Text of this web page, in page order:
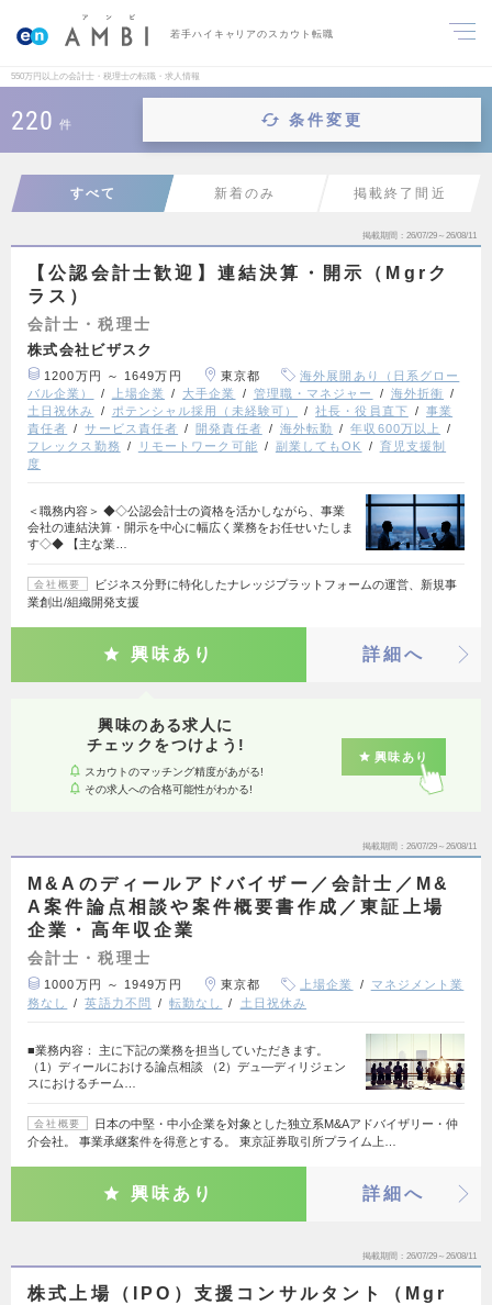
若手ハイキャリアのスカウト転職
550万円以上の会計士・税理士の転職・求人情報
220 件 条件変更
すべて 新着のみ 掲載終了間近
掲載期間 26/07/29～26/08/11
【公認会計士歓迎】連結決算・開示（Mgrク
ラス）
会計士・税理士
株式会社ビザスク
1200万円 ～ 1649万円 東京都
海外展開あり（日系グロー
バル企業）
上場企業 大手企業 管理職・マネジャー
海外折衝
土日祝休み
ポテンシャル採用（未経験可） 社長・役員直下
事業
責任者
サービス責任者 開発責任者 海外転勤
年収600万以上
フレックス勤務
リモートワーク可能 副業してもOK
育児支援制
度
＜職務内容＞ ◆◇公認会計士の資格を活かしながら、事業
会社の連結決算・開示を中心に幅広く業務をお任せいたしま
す◇◆ 【主な業…
会社概要
ビジネス分野に特化したナレッジプラットフォームの運営、新規事
業創出/組織開発支援
興味あり 詳細へ
興味のある求人に
チェックをつけよう!
スカウトのマッチング精度があがる!
その求人への合格可能性がわかる!
興味あり
掲載期間 26/07/29～26/08/11
M&Aのディールアドバイザー／会計士／M&
A案件論点相談や案件概要書作成／東証上場
企業・高年収企業
会計士・税理士
1000万円 ～ 1949万円 東京都 上場企業
マネジメント業
務なし
英語力不問 転勤なし 土日祝休み
■業務内容： 主に下記の業務を担当していただきます。
（1）ディールにおける論点相談 （2）デュ―ディリジェン
スにおけるチーム…
会社概要
日本の中堅・中小企業を対象とした独立系M&Aアドバイザリー・仲
介会社。 事業承継案件を得意とする。 東京証券取引所プライム上…
興味あり 詳細へ
掲載期間 26/07/29～26/08/11
株式上場（IPO）支援コンサルタント（Mgr